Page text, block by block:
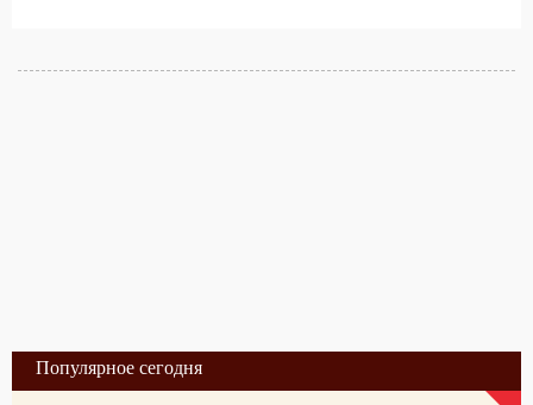
Популярное сегодня